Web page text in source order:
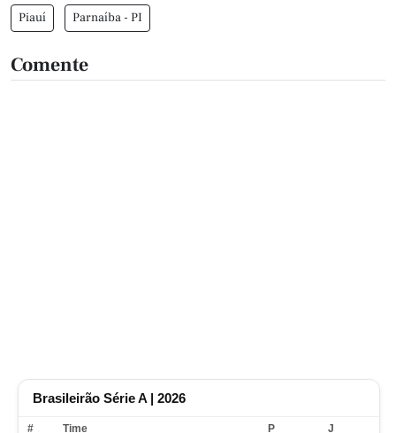
Piauí Parnaíba - PI
Comente